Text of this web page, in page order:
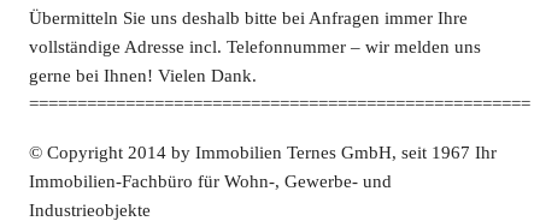
Übermitteln Sie uns deshalb bitte bei Anfragen immer Ihre
vollständige Adresse incl. Telefonnummer – wir melden uns
gerne bei Ihnen! Vielen Dank.
====================================================
© Copyright 2014 by Immobilien Ternes GmbH, seit 1967 Ihr
Immobilien-Fachbüro für Wohn-, Gewerbe- und
Industrieobjekte